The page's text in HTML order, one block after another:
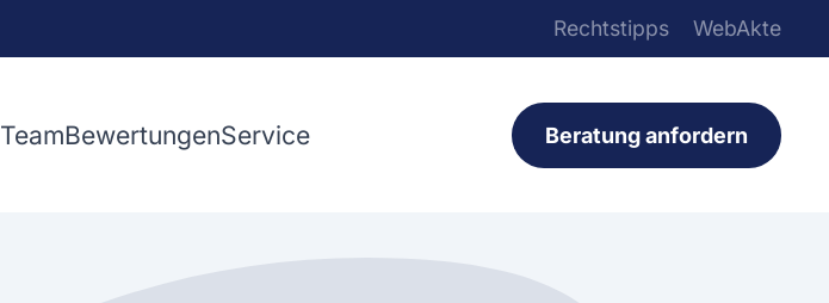
Rechtstipps WebAkte
TeamBewertungenService Beratung anfordern